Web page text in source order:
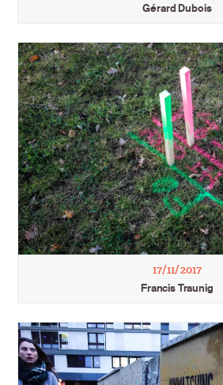
Gérard Dubois
17/11/2017
Francis Traunig